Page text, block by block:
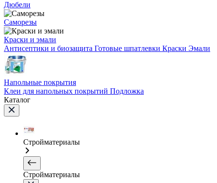
Дюбели
Саморезы
Краски и эмали
Антисептики и биозащита Готовые шпатлевки Краски Эмали
Напольные покрытия
Клеи для напольных покрытий Подложка
Каталог
Стройматериалы
Стройматериалы